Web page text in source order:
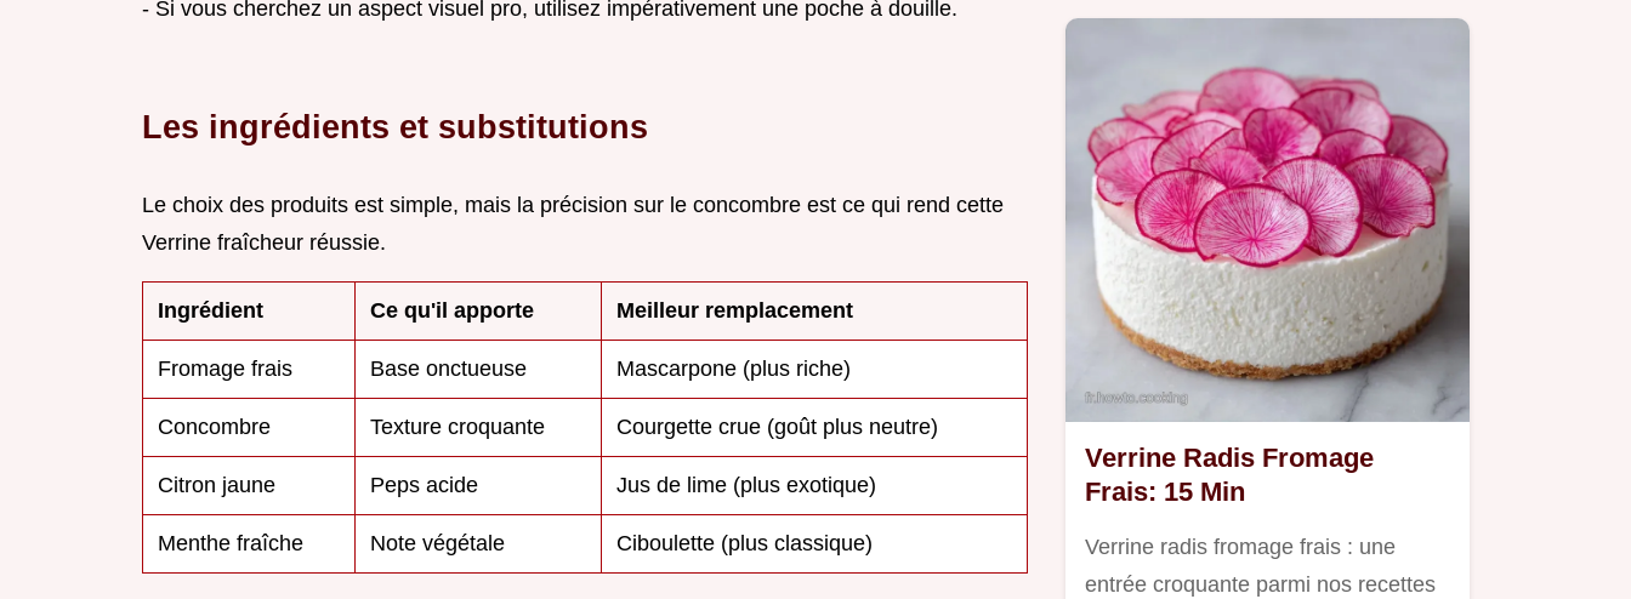
- Si vous cherchez un aspect visuel pro, utilisez impérativement une poche à douille.
Les ingrédients et substitutions
Le choix des produits est simple, mais la précision sur le concombre est ce qui rend cette
Verrine fraîcheur réussie.
Ingrédient Ce qu'il apporte Meilleur remplacement
Fromage frais Base onctueuse Mascarpone (plus riche)
Concombre Texture croquante Courgette crue (goût plus neutre)
Citron jaune Peps acide Jus de lime (plus exotique)
Menthe fraîche Note végétale Ciboulette (plus classique)
Verrine Radis Fromage
Frais: 15 Min
Verrine radis fromage frais : une
entrée croquante parmi nos recettes